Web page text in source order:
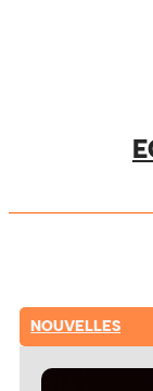
NOUVELLES